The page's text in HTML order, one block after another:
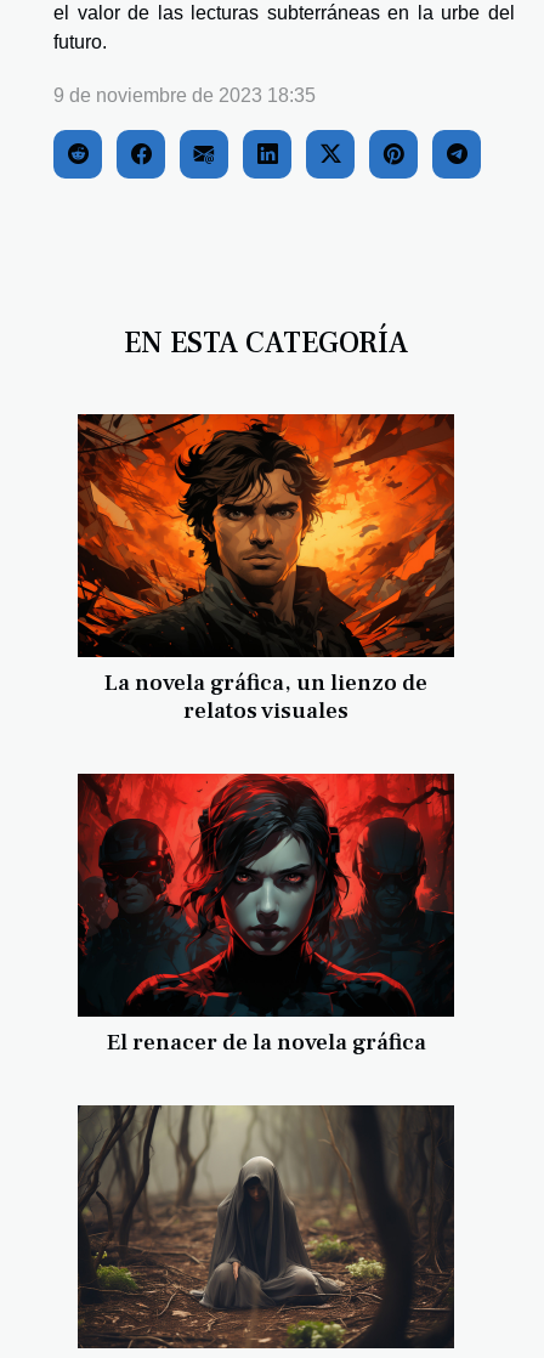
EN ESTA CATEGORÍA
La novela gráfica, un lienzo de
relatos visuales
El renacer de la novela gráfica
el valor de las lecturas subterráneas en la urbe del
futuro.
9 de noviembre de 2023 18:35